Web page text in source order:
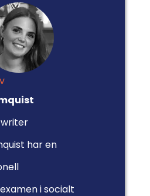
har en
i socialt